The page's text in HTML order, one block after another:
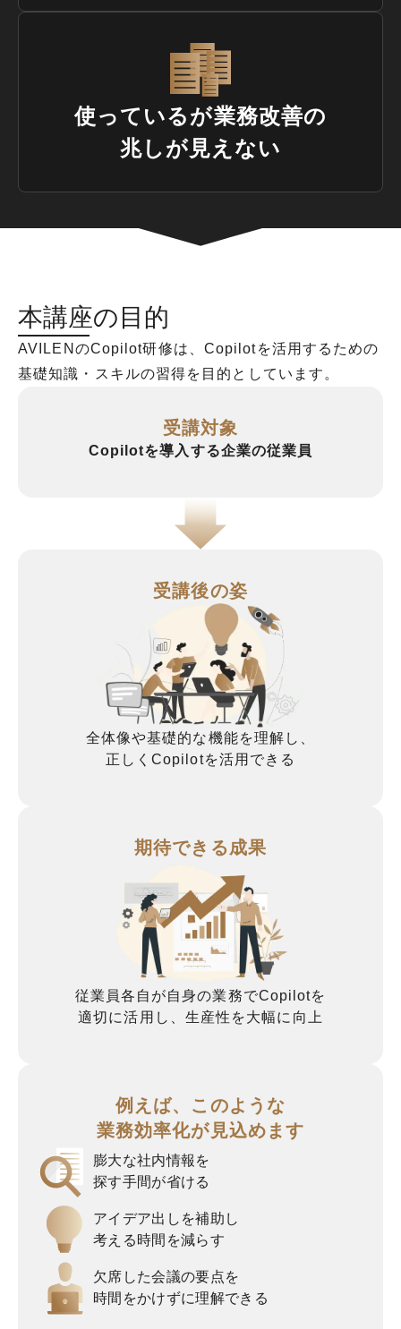
使っているが業務改善の
兆しが見えない
本講座の目的
AVILENのCopilot研修は、Copilotを活用するための
基礎知識・スキルの習得を目的としています。
受講対象
Copilotを導入する企業の従業員
受講後の姿
全体像や基礎的な機能を理解し、
正しくCopilotを活用できる
期待できる成果
従業員各自が自身の業務でCopilotを
適切に活用し、生産性を大幅に向上
例えば、このような
業務効率化が見込めます
膨大な社内情報を
探す手間が省ける
アイデア出しを補助し
考える時間を減らす
欠席した会議の要点を
時間をかけずに理解できる